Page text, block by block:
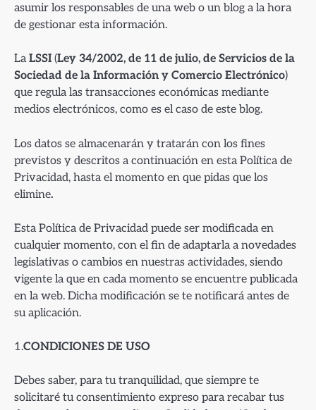
asumir los responsables de una web o un blog a la hora
de gestionar esta información.
LaLSSI (Ley 34/2002, de 11 de julio, de Servicios de la
Sociedad de la Información y Comercio Electrónico)
que regula las transacciones económicas mediante
medios electrónicos, como es el caso de este blog.
Los datos se almacenarán y tratarán con los fines
previstos y descritos a continuación en esta Política de
Privacidad, hasta el momento en que pidas que los
elimine.
Esta Política de Privacidad puede ser modificada en
cualquier momento, con el fin de adaptarla a novedades
legislativas o cambios en nuestras actividades, siendo
vigente la que en cada momento se encuentre publicada
en la web. Dicha modificación se te notificará antes de
su aplicación.
1.CONDICIONES DE USO
Debes saber, para tu tranquilidad, que siempre te
solicitaré tu consentimiento expreso para recabar tus